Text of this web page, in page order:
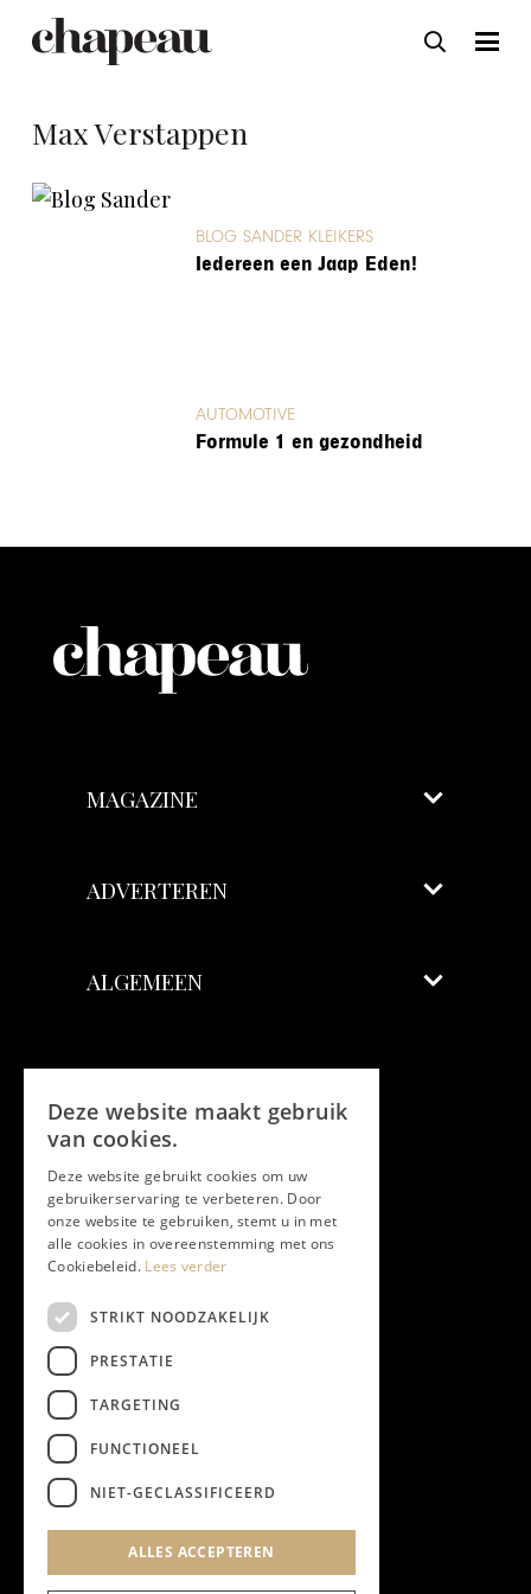
Max Verstappen
BLOG SANDER KLEIKERS
Iedereen een Jaap Eden!
AUTOMOTIVE
Formule 1 en gezondheid
MAGAZINE
ADVERTEREN
ALGEMEEN
Facebook
Twitter
Instagram
YouTube
NIEUWSBRIEF
Privacyverklaring
Deze website maakt gebruik
van cookies.
Deze website gebruikt cookies om uw
gebruikerservaring te verbeteren. Door
onze website te gebruiken, stemt u in met
alle cookies in overeenstemming met ons
Cookiebeleid. Lees verder
STRIKT NOODZAKELIJK
PRESTATIE
TARGETING
FUNCTIONEEL
NIET-GECLASSIFICEERD
ALLES ACCEPTEREN